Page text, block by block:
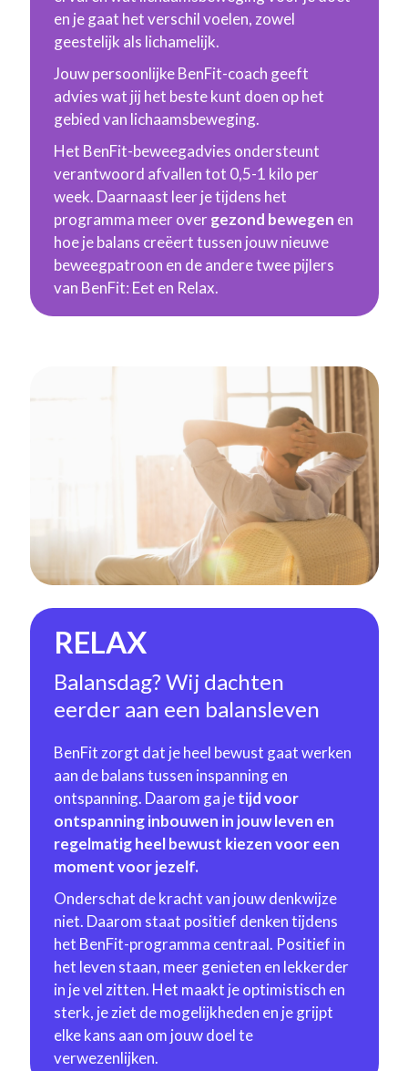
en je gaat het verschil voelen, zowel
geestelijk als lichamelijk.
Jouw persoonlijke BenFit-coach geeft
advies wat jij het beste kunt doen op het
gebied van lichaamsbeweging.
Het BenFit-beweegadvies ondersteunt
verantwoord afvallen tot 0,5-1 kilo per
week. Daarnaast leer je tijdens het
programma meer overgezond bewegen en
hoe je balans creëert tussen jouw nieuwe
beweegpatroon en de andere twee pijlers
van BenFit: Eet en Relax.
RELAX
Balansdag? Wij dachten
eerder aan een balansleven
BenFit zorgt dat je heel bewust gaat werken
aan de balans tussen inspanning en
ontspanning. Daarom ga jetijd voor
ontspanning inbouwen in jouw leven en
regelmatig heel bewust kiezen voor een
moment voor jezelf.
Onderschat de kracht van jouw denkwijze
niet. Daarom staat positief denken tijdens
het BenFit-programma centraal. Positief in
het leven staan, meer genieten en lekkerder
in je vel zitten. Het maakt je optimistisch en
sterk, je ziet de mogelijkheden en je grijpt
elke kans aan om jouw doel te
verwezenlijken.